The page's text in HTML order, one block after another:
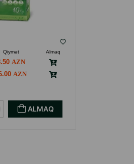
Qiymət
Almaq
ALMAQ